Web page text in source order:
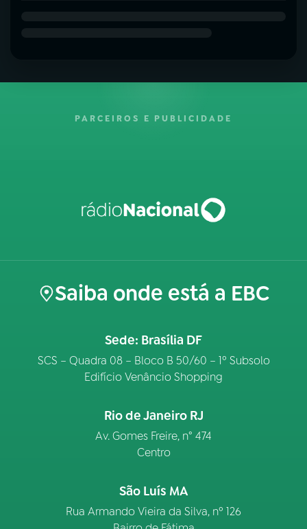
PARCEIROS E PUBLICIDADE
Saiba onde está a EBC
Sede: Brasília DF
SCS – Quadra 08 – Bloco B 50/60 – 1º Subsolo
Edifício Venâncio Shopping
Rio de Janeiro RJ
Av. Gomes Freire, n° 474
Centro
São Luís MA
Rua Armando Vieira da Silva, nº 126